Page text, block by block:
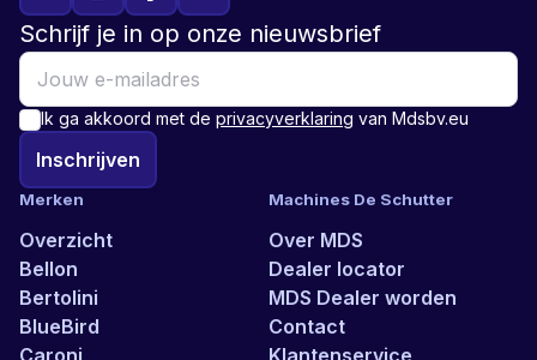
Merken
Overzicht
Bellon
Bertolini
BlueBird
Machines De Schutter
Over MDS
Dealer locator
MDS Dealer worden
Contact
Schrijf je in op onze nieuwsbrief
Ik ga akkoord met de privacyverklaring van Mdsbv.eu
Inschrijven